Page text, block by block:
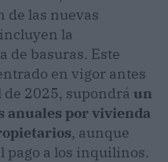
de las nuevas
la
de basuras. Este
en vigor antes
de 2025, supondrá un
anuales por vivienda
, aunque
pago a los inquilinos.